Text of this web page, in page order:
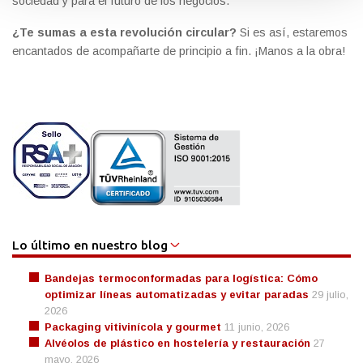
¿Te sumas a esta revolución circular? Si es así, estaremos
encantados de acompañarte de principio a fin. ¡Manos a la obra!
Lo último en nuestro blog
Bandejas termoconformadas para logística: Cómo
optimizar líneas automatizadas y evitar paradas 29 julio,
2026
Packaging vitivinícola y gourmet 11 junio, 2026
Alvéolos de plástico en hostelería y restauración 27
mayo, 2026